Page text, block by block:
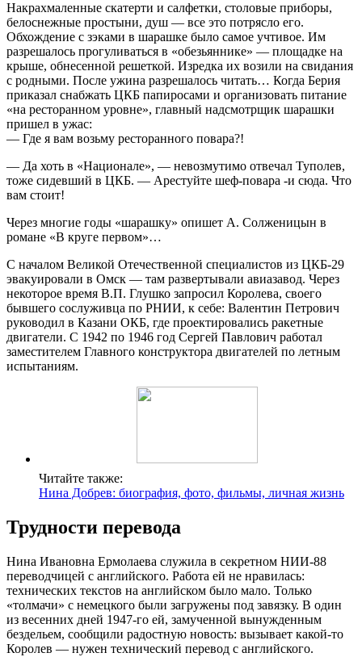
Накрахмаленные скатерти и салфетки, столовые приборы,
белоснежные простыни, душ — все это потрясло его.
Обхождение с зэками в шарашке было самое учтивое. Им
разрешалось прогуливаться в «обезьяннике» — площадке на
крыше, обнесенной решеткой. Изредка их возили на свидания
с родными. После ужина разрешалось читать… Когда Берия
приказал снабжать ЦКБ папиросами и организовать питание
«на ресторанном уровне», главный надсмотрщик шарашки
пришел в ужас:
— Где я вам возьму ресторанного повара?!
— Да хоть в «Национале», — невозмутимо отвечал Туполев,
тоже сидевший в ЦКБ. — Арестуйте шеф-повара -и сюда. Что
вам стоит!
Через многие годы «шарашку» опишет А. Солженицын в
романе «В круге первом»…
С началом Великой Отечественной специалистов из ЦКБ-29
эвакуировали в Омск — там развертывали авиазавод. Через
некоторое время В.П. Глушко запросил Королева, своего
бывшего сослуживца по РНИИ, к себе: Валентин Петрович
руководил в Казани ОКБ, где проектировались ракетные
двигатели. С 1942 по 1946 год Сергей Павлович работал
заместителем Главного конструктора двигателей по летным
испытаниям.
Читайте также:
Нина Добрев: биография, фото, фильмы, личная жизнь
Трудности перевода
Нина Ивановна Ермолаева служила в секретном НИИ-88
переводчицей с английского. Работа ей не нравилась:
технических текстов на английском было мало. Только
«толмачи» с немецкого были загружены под завязку. В один
из весенних дней 1947-го ей, замученной вынужденным
бездельем, сообщили радостную новость: вызывает какой-то
Королев — нужен технический перевод с английского.